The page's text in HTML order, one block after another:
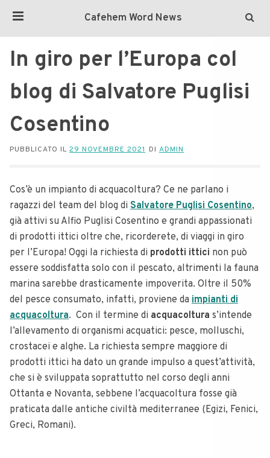
Cafehem Word News
In giro per l’Europa col
blog di Salvatore Puglisi
Cosentino
PUBBLICATO IL 29 NOVEMBRE 2021 DI ADMIN
Cos’è un impianto di acquacoltura? Ce ne parlano i
ragazzi del team del blog di Salvatore Puglisi Cosentino,
già attivi su Alfio Puglisi Cosentino e grandi appassionati
di prodotti ittici oltre che, ricorderete, di viaggi in giro
per l’Europa! Oggi la richiesta di prodotti ittici non può
essere soddisfatta solo con il pescato, altrimenti la fauna
marina sarebbe drasticamente impoverita. Oltre il 50%
del pesce consumato, infatti, proviene da impianti di
acquacoltura. Con il termine di acquacoltura s’intende
l’allevamento di organismi acquatici: pesce, molluschi,
crostacei e alghe. La richiesta sempre maggiore di
prodotti ittici ha dato un grande impulso a quest’attività,
che si è sviluppata soprattutto nel corso degli anni
Ottanta e Novanta, sebbene l’acquacoltura fosse già
praticata dalle antiche civiltà mediterranee (Egizi, Fenici,
Greci, Romani).